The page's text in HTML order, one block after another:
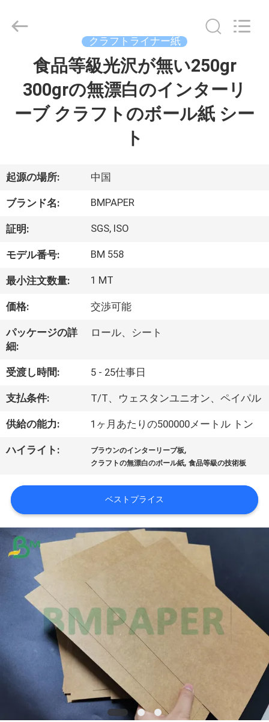
わ
た
し
た
に
つ
い
て
工
場
ア
ー
連
GUANGZHOU
Reserved.
クラフトライナー紙
食品等級光沢が無い250gr
300grの無漂白のインターリ
ーブ クラフトのボール紙 シー
ト
起源の場所: 中国
ブランド名: BMPAPER
証明: SGS, ISO
モデル番号: BM 558
最小注文数量: 1 MT
価格: 交渉可能
パッケージの詳
細:
ロール、シート
受渡し時間: 5 - 25仕事日
支払条件: T/T、ウェスタンユニオン、ペイパル
供給の能力: 1ヶ月あたりの500000メートル トン
ハイライト: ブラウンのインターリーブ板,
クラフトの無漂白のボール紙,食品等級の技術板
ベストプライス